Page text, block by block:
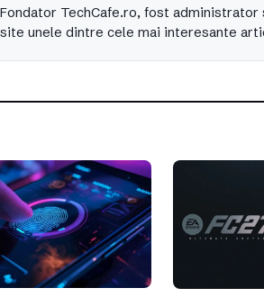
Fondator TechCafe.ro, fost administrator
site unele dintre cele mai interesante